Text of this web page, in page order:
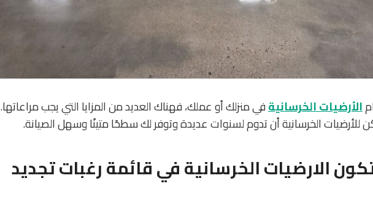
الأرضيات الخرسانيةفي منزلك أو عملك، فهناك العديد من المزايا التي يجب مراعاتها.
للأرضيات الخرسانية أن تدوم لسنوات عديدة وتوفر لك سطحًا متينًا وسهل الصيانة.
الارضيات الخرسانية في قائمة رغبات تجديد